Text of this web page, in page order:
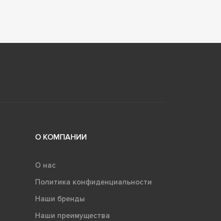
О КОМПАНИИ
О нас
Политика конфиденциальности
Наши бренды
Наши преимущества